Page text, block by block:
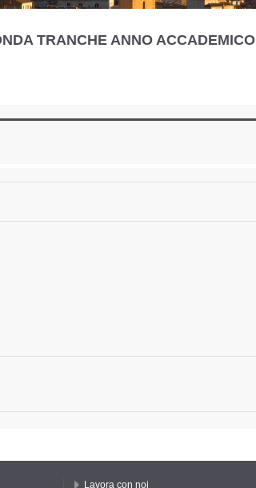
TRANCHE ANNO ACCADEMICO
Lavora con noi